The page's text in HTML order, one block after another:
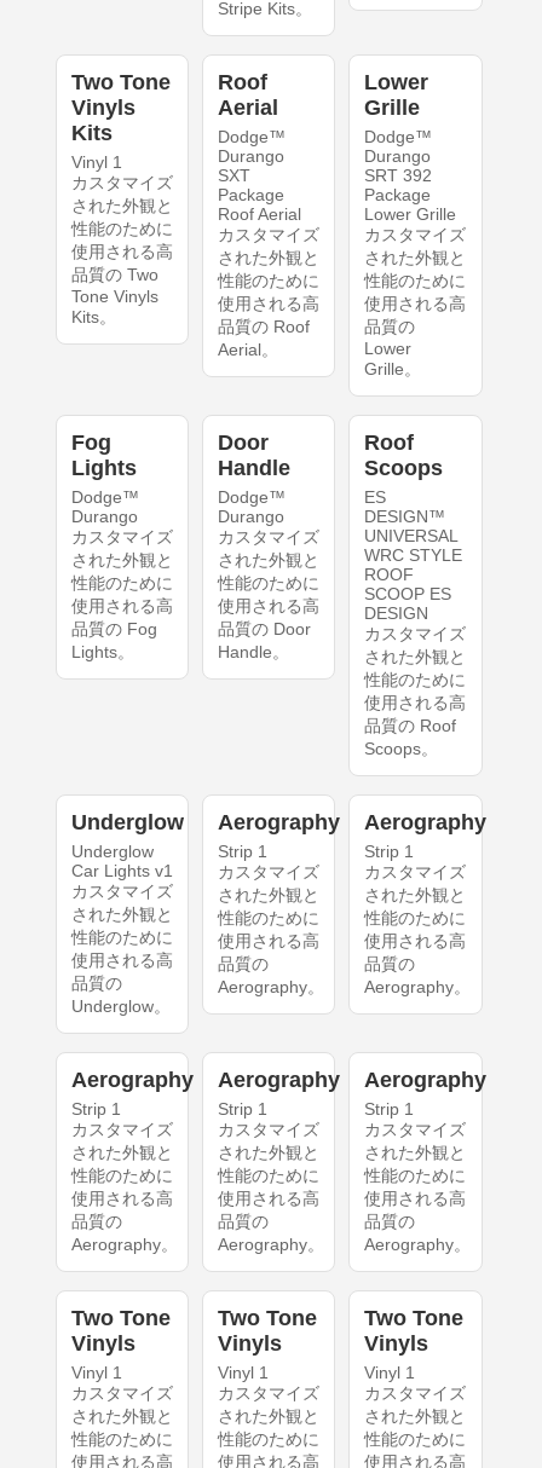
Stripe Kits。
Two Tone
Vinyls
Kits
Vinyl 1
カスタマイズ
された外観と
性能のために
使用される高
品質の Two
Tone Vinyls
Kits。
Roof
Aerial
Dodge™
Durango
SXT
Package
Roof Aerial
カスタマイズ
された外観と
性能のために
使用される高
品質の Roof
Aerial。
Lower
Grille
Dodge™
Durango
SRT 392
Package
Lower Grille
カスタマイズ
された外観と
性能のために
使用される高
品質の
Lower
Grille。
Fog
Lights
Dodge™
Durango
カスタマイズ
された外観と
性能のために
使用される高
品質の Fog
Lights。
Door
Handle
Dodge™
Durango
カスタマイズ
された外観と
性能のために
使用される高
品質の Door
Handle。
Roof
Scoops
ES
DESIGN™
UNIVERSAL
WRC STYLE
ROOF
SCOOP ES
DESIGN
カスタマイズ
された外観と
性能のために
使用される高
品質の Roof
Scoops。
Underglow
Underglow
Car Lights v1
カスタマイズ
された外観と
性能のために
使用される高
品質の
Underglow。
Aerography
Strip 1
カスタマイズ
された外観と
性能のために
使用される高
品質の
Aerography。
Aerography
Strip 1
カスタマイズ
された外観と
性能のために
使用される高
品質の
Aerography。
Aerography
Strip 1
カスタマイズ
された外観と
性能のために
使用される高
品質の
Aerography。
Aerography
Strip 1
カスタマイズ
された外観と
性能のために
使用される高
品質の
Aerography。
Aerography
Strip 1
カスタマイズ
された外観と
性能のために
使用される高
品質の
Aerography。
Two Tone
Vinyls
Vinyl 1
カスタマイズ
された外観と
性能のために
使用される高
Two Tone
Vinyls
Vinyl 1
カスタマイズ
された外観と
性能のために
使用される高
Two Tone
Vinyls
Vinyl 1
カスタマイズ
された外観と
性能のために
使用される高